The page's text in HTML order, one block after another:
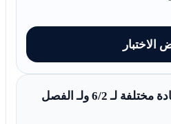
الاختبار
احصل على اختبارات لمادة مختلفة لـ 6/2 ولـ الفصل